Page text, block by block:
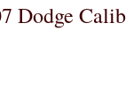
Dodge